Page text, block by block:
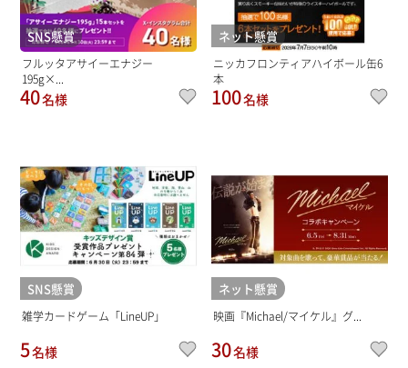
SNS懸賞
フルッタアサイーエナジー
195g×...
40名様
ネット懸賞
ニッカフロンティアハイボール缶6
本
100名様
SNS懸賞
雑学カードゲーム「LineUP」
5名様
ネット懸賞
映画『Michael/マイケル』グ...
30名様